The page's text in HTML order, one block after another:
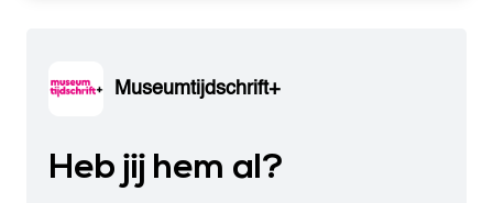
Museumtijdschrift+
Heb jij hem al?